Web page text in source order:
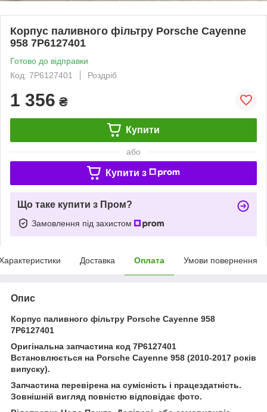
Корпус паливного фільтру Porsche Cayenne
958 7P6127401
Готово до відправки
Код: 7P6127401
Роздріб
1 356 ₴
Купити
або
Купити з
Що таке купити з Пром?
Замовлення під захистом
Доставка Оплата Умови повернення
Опис
Корпус паливного фільтру Porsche Cayenne 958
7P6127401
Оригінальна запчастина код 7P6127401
Встановлюється на Porsche Cayenne 958 (2010-2017 років
випуску).
Запчастина перевірена на сумісність і працездатність.
Зовнішній вигляд повністю відповідає фото.